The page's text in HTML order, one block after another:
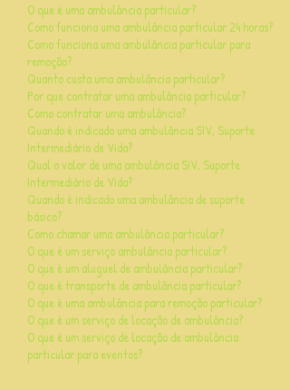
O que é uma ambulância particular?
Como funciona uma ambulância particular 24 horas?
Como funciona uma ambulância particular para
remoção?
Quanto custa uma ambulância particular?
Por que contratar uma ambulância particular?
Como contratar uma ambulância?
Quando é indicado uma ambulância SIV, Suporte
Intermediário de Vida?
Qual o valor de uma ambulância SIV, Suporte
Intermediário de Vida?
Quando é indicado uma ambulância de suporte
básico?
Como chamar uma ambulância particular?
O que é um serviço ambulância particular?
O que é um aluguel de ambulância particular?
O que é transporte de ambulância particular?
O que é uma ambulância para remoção particular?
O que é um serviço de locação de ambulância?
O que é um serviço de locação de ambulância
particular para eventos?